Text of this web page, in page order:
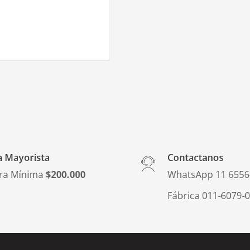
Mayorista
Mínima $200.000
Contactanos
WhatsApp 11
Fábrica 011-6079-